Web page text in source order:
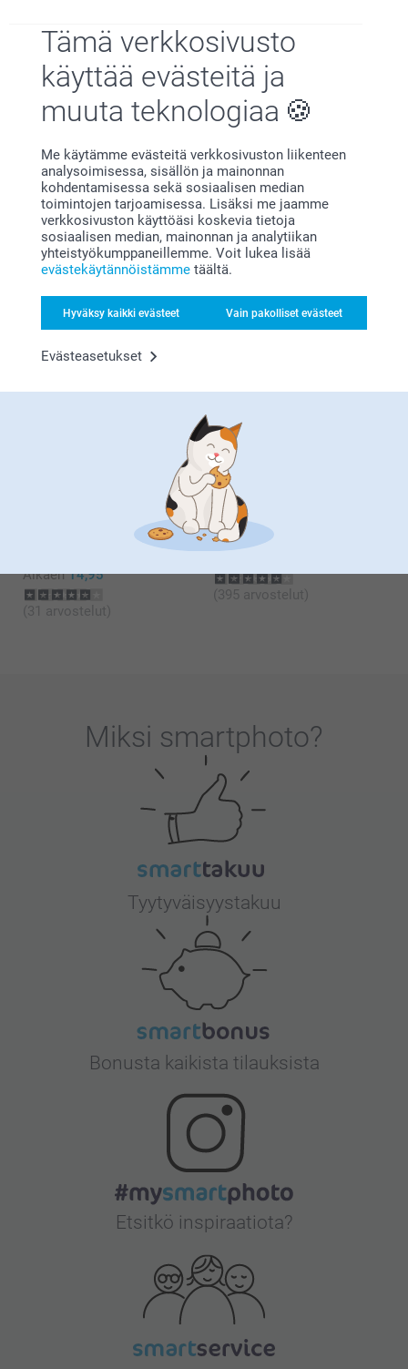
Tämä verkkosivusto
käyttää evästeitä ja
muuta teknologiaa
Me käytämme evästeitä verkkosivuston liikenteen
analysoimisessa, sisällön ja mainonnan
kohdentamisessa sekä sosiaalisen median
toimintojen tarjoamisessa. Lisäksi me jaamme
verkkosivuston käyttöäsi koskevia tietoja
sosiaalisen median, mainonnan ja analytiikan
yhteistyökumppaneillemme. Voit lukea lisää
evästekäytännöistämme täältä.
Hyväksy kaikki evästeet Vain pakolliset evästeet
Evästeasetukset
Suuret kiitokset 5 tähdestä ja palautteesta, se on
meille erittäin tärkeää. Kiva että pidät Hiirimatosta,
toivon siitä on iloa pitkäksi aikaa!
Lämpimin kiitoksin,
Kaisa@smartphoto
Marita,
1.1.2024
Loistava lopputulos. Mieleinen joululahja.
Henna,
21.11.2023
Hintaan nähden huolimaton lopputulos kun oli vinoon
leikattu. Ei kai ollut tarkoitus?
Näytä reaktiot
15:12
Hei Henna!
Kiitos palautteesta. Ikävä kuulla että et ole
tyytyväinen kuviin, mikäli haluat että tarkastamme
niiden laadun, ota yhteyttä asiakaspalveluun
Näytä lisää
4 mallia
Alkaen
(41 arvostelut)
Alkaen 14,95
(31 arvostelut)
Supreme kuvat Vaihteleva
4 mallia
(395 arvostelut)
Miksi smartphoto?
Tyytyväisyystakuu
Bonusta kaikista tilauksista
Etsitkö inspiraatiota?